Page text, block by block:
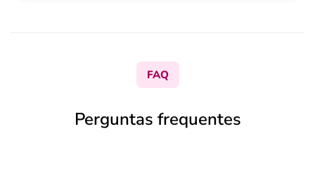
FAQ
Perguntas frequentes